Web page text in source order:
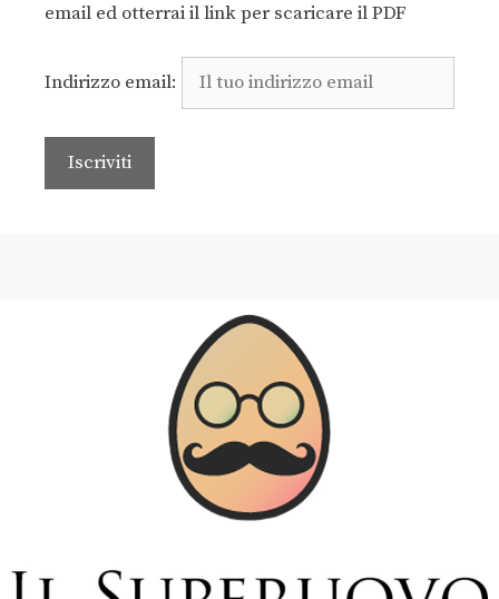
email ed otterrai il link per scaricare il PDF
Indirizzo email: